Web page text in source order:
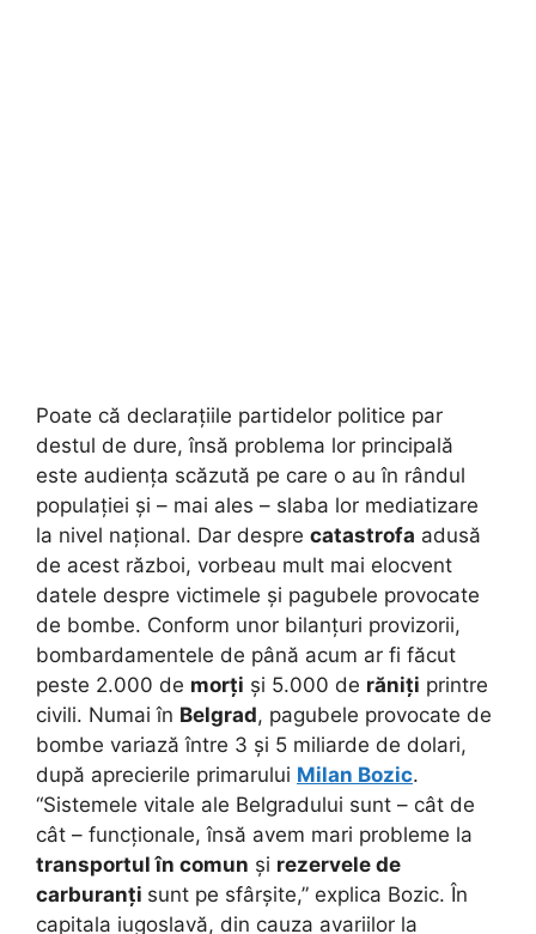
Poate că declarațiile partidelor politice par
destul de dure, însă problema lor principală
este audiența scăzută pe care o au în rândul
populației și – mai ales – slaba lor mediatizare
la nivel național. Dar despre catastrofa adusă
de acest război, vorbeau mult mai elocvent
datele despre victimele și pagubele provocate
de bombe. Conform unor bilanțuri provizorii,
bombardamentele de până acum ar fi făcut
peste 2.000 de morți și 5.000 de răniți printre
civili. Numai în Belgrad, pagubele provocate de
bombe variază între 3 și 5 miliarde de dolari,
după aprecierile primarului Milan Bozic.
“Sistemele vitale ale Belgradului sunt – cât de
cât – funcționale, însă avem mari probleme la
transportul în comun și rezervele de
carburanți sunt pe sfârșite,” explica Bozic. În
capitala iugoslavă, din cauza avariilor la